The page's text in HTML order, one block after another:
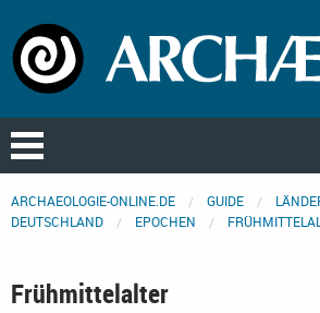
ARCHAEOLOGIE-ONLINE.DE GUIDE
DEUTSCHLAND
EPOCHEN
Frühmittelalter